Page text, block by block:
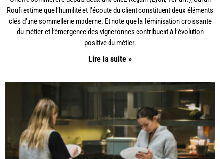
Roufi estime que l’humilité et l’écoute du client constituent deux éléments
clés d’une sommellerie moderne. Et note que la féminisation croissante
du métier et l’émergence des vigneronnes contribuent à l’évolution
positive du métier.
Lire la suite »